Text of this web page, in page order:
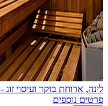
לינה, ארוחת בוקר ועיסוי זוג - VERT ירושלים
פרטים נוספים